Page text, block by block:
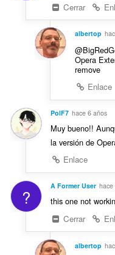
Cerrar
albertop
Opera
remove
Enlace
PolF7 hace 6 años
Muy bueno!!
la versión de
Enlace
? A Former User hace
this one not
Cerrar
albertop